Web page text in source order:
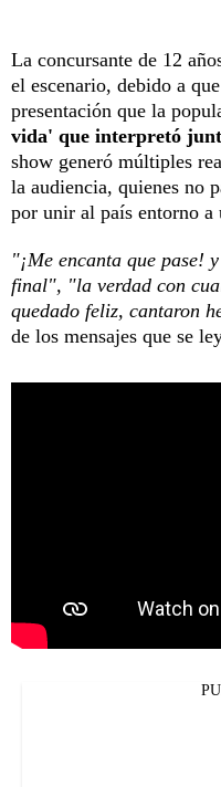
La concursante de 12
el escenario, debido a
presentación que la
vida' que interpretó
show generó múltiples
la audiencia, quienes no
por unir al país entorno a
"¡Me encanta que pase!
final", "la verdad con
quedado feliz, cantaron
de los mensajes que se